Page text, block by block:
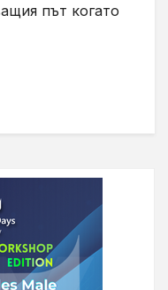
път когато